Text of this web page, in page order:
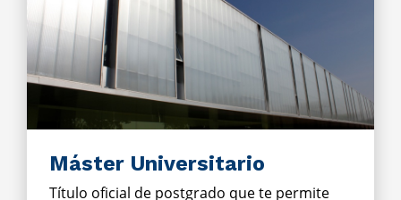
Máster Universitario
Título oficial de postgrado que te permite